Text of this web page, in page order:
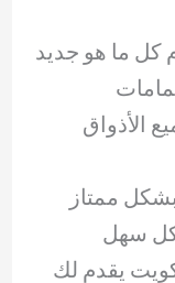
ما هو جديد
الأذواق
ممتاز
سهل
يقدم لك